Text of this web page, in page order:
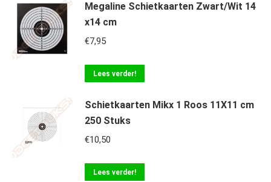
Megaline Schietkaarten Zwart/Wit 14
x14 cm
€7,95
Lees verder!
Schietkaarten Mikx 1 Roos 11X11 cm
250 Stuks
€10,50
Lees verder!